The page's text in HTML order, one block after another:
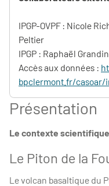
IPGP-OVPF : Nicole
Peltier
IPGP : Raphaël Grandin
Accès aux données :
bpclermont.fr/casoar/
Présentation
Le contexte scientifique
Le Piton de la
Le volcan basaltique du